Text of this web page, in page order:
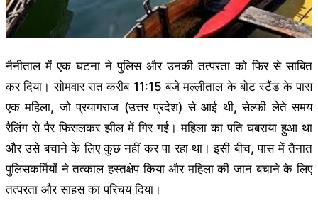
नैनीताल में एक घटना ने पुलिस और उनकी तत्परता को फिर से साबित
कर दिया। सोमवार रात करीब 11:15 बजे मल्लीताल के बोट स्टैंड के पास
एक महिला, जो प्रयागराज (उत्तर प्रदेश) से आई थी, सेल्फी लेते समय
रैलिंग से पैर फिसलकर झील में गिर गई। महिला का पति घबराया हुआ था
और उसे बचाने के लिए कुछ नहीं कर पा रहा था। इसी बीच, पास में तैनात
पुलिसकर्मियों ने तत्काल हस्तक्षेप किया और महिला की जान बचाने के लिए
तत्परता और साहस का परिचय दिया।